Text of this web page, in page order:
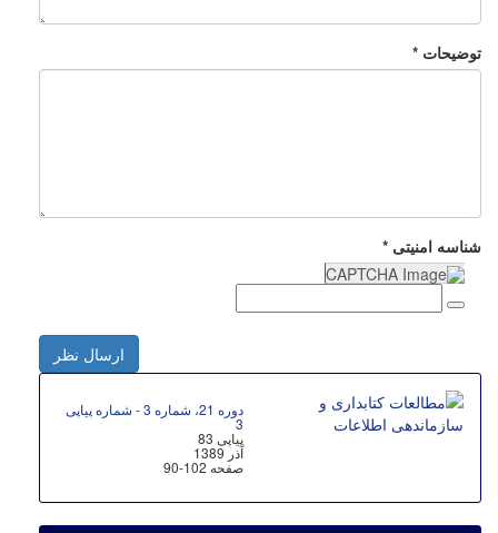
توضیحات *
شناسه امنیتی *
ارسال نظر
دوره 21، شماره 3 - شماره پیاپی
3
پیاپی 83
آذر 1389
صفحه 90-102